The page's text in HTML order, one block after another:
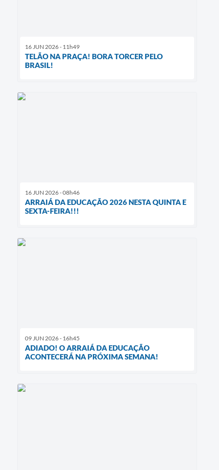
16 JUN 2026 - 11h49
TELÃO NA PRAÇA! BORA TORCER PELO
BRASIL!
16 JUN 2026 - 08h46
ARRAIÁ DA EDUCAÇÃO 2026 NESTA QUINTA E
SEXTA-FEIRA!!!
09 JUN 2026 - 16h45
ADIADO! O ARRAIÁ DA EDUCAÇÃO
ACONTECERÁ NA PRÓXIMA SEMANA!